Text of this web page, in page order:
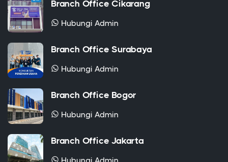
Branch Office Cikarang
Hubungi Admin
Branch Office Surabaya
Hubungi Admin
Branch Office Bogor
Hubungi Admin
Branch Office Jakarta